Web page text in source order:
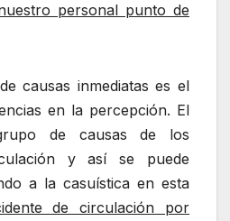
personal punto de
causas inmediatas es el
en la percepción. El
de causas de los
y así se puede
a la casuística en esta
de circulación por